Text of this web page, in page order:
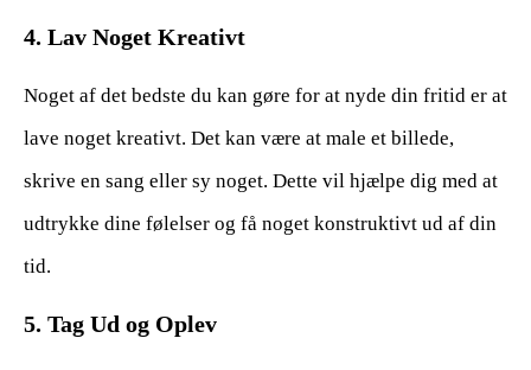
4. Lav Noget Kreativt
Noget af det bedste du kan gøre for at nyde din fritid er at
lave noget kreativt. Det kan være at male et billede,
skrive en sang eller sy noget. Dette vil hjælpe dig med at
udtrykke dine følelser og få noget konstruktivt ud af din
tid.
5. Tag Ud og Oplev